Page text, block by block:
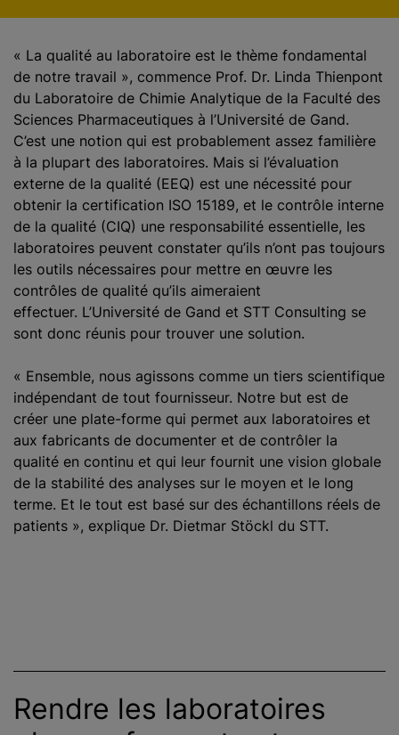
« La qualité au laboratoire est le thème fondamental
de notre travail », commence Prof. Dr. Linda Thienpont
du Laboratoire de Chimie Analytique de la Faculté des
Sciences Pharmaceutiques à l’Université de Gand.
C’est une notion qui est probablement assez familière
à la plupart des laboratoires. Mais si l’évaluation
externe de la qualité (EEQ) est une nécessité pour
obtenir la certification ISO 15189, et le contrôle interne
de la qualité (CIQ) une responsabilité essentielle, les
laboratoires peuvent constater qu’ils n’ont pas toujours
les outils nécessaires pour mettre en œuvre les
contrôles de qualité qu’ils aimeraient
effectuer. L’Université de Gand et STT Consulting se
sont donc réunis pour trouver une solution.
« Ensemble, nous agissons comme un tiers scientifique
indépendant de tout fournisseur. Notre but est de
créer une plate-forme qui permet aux laboratoires et
aux fabricants de documenter et de contrôler la
qualité en continu et qui leur fournit une vision globale
de la stabilité des analyses sur le moyen et le long
terme. Et le tout est basé sur des échantillons réels de
patients », explique Dr. Dietmar Stöckl du STT.
Rendre les laboratoires